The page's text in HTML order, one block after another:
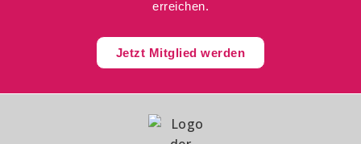
erreichen.
Jetzt Mitglied werden